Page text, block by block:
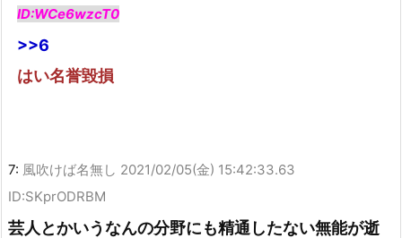
ID:WCe6wzcT0
>>6
はい名誉毀損
7: 風吹けば名無し 2021/02/05(金) 15:42:33.63
ID:SKprODRBM
芸人とかいうなんの分野にも精通したない無能が逝